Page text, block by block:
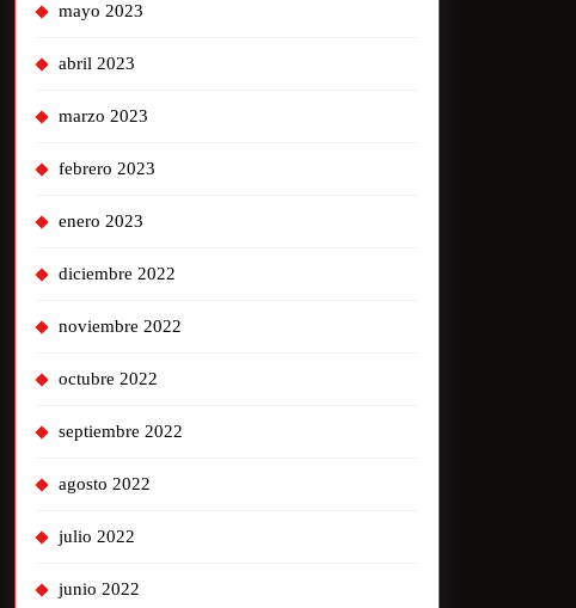
mayo 2023
abril 2023
marzo 2023
febrero 2023
enero 2023
diciembre 2022
noviembre 2022
octubre 2022
septiembre 2022
agosto 2022
julio 2022
junio 2022